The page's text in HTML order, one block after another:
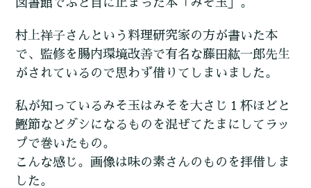
村上祥子さんという料理研究家の方が書いた本
で、監修を腸内環境改善で有名な藤田紘一郎先生
がされているので思わず借りてしまいました。
私が知っているみそ玉はみそを大さじ１杯ほどと
鰹節などダシになるものを混ぜてたまにしてラッ
プで巻いたもの。
こんな感じ。画像は味の素さんのものを拝借しま
した。